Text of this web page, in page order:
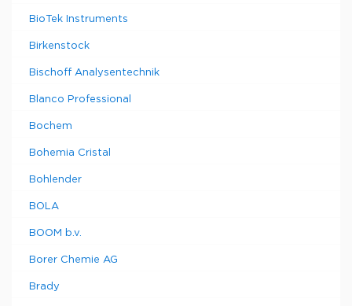
BioTek Instruments
Birkenstock
Bischoff Analysentechnik
Blanco Professional
Bochem
Bohemia Cristal
Bohlender
BOLA
BOOM b.v.
Borer Chemie AG
Brady